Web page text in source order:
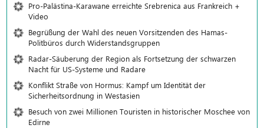
Pro-Palästina-Karawane erreichte Srebrenica aus Frankreich +
Video
Begrüßung der Wahl des neuen Vorsitzenden des Hamas-
Politbüros durch Widerstandsgruppen
Radar-Säuberung der Region als Fortsetzung der schwarzen
Nacht für US-Systeme und Radare
Konflikt Straße von Hormus: Kampf um Identität der
Sicherheitsordnung in Westasien
Besuch von zwei Millionen Touristen in historischer Moschee von
Edirne